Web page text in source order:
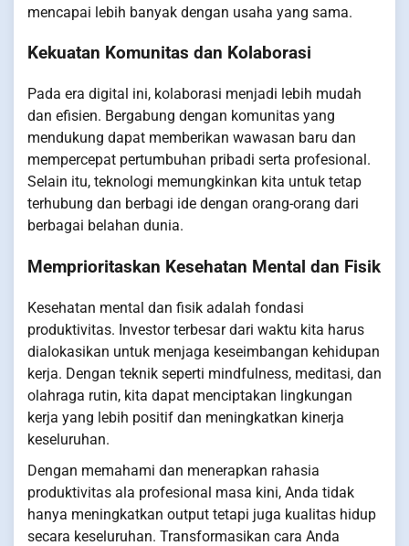
mencapai lebih banyak dengan usaha yang sama.
Kekuatan Komunitas dan Kolaborasi
Pada era digital ini, kolaborasi menjadi lebih mudah
dan efisien. Bergabung dengan komunitas yang
mendukung dapat memberikan wawasan baru dan
mempercepat pertumbuhan pribadi serta profesional.
Selain itu, teknologi memungkinkan kita untuk tetap
terhubung dan berbagi ide dengan orang-orang dari
berbagai belahan dunia.
Memprioritaskan Kesehatan Mental dan Fisik
Kesehatan mental dan fisik adalah fondasi
produktivitas. Investor terbesar dari waktu kita harus
dialokasikan untuk menjaga keseimbangan kehidupan
kerja. Dengan teknik seperti mindfulness, meditasi, dan
olahraga rutin, kita dapat menciptakan lingkungan
kerja yang lebih positif dan meningkatkan kinerja
keseluruhan.
Dengan memahami dan menerapkan rahasia
produktivitas ala profesional masa kini, Anda tidak
hanya meningkatkan output tetapi juga kualitas hidup
secara keseluruhan. Transformasikan cara Anda